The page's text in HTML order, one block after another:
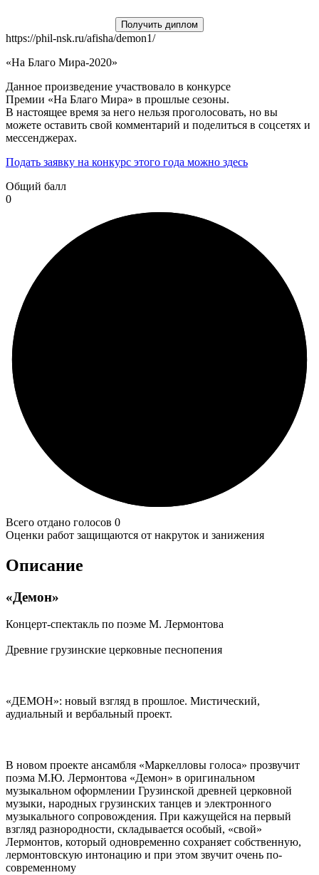
Получить диплом
https://phil-nsk.ru/afisha/demon1/
«На Благо Мира-2020»
Данное произведение участвовало в конкурсе
Премии «На Благо Мира» в прошлые сезоны.
В настоящее время за него нельзя проголосовать, но вы
можете оставить свой комментарий и поделиться в соцсетях и
мессенджерах.
Подать заявку на конкурс этого года можно здесь
Общий балл
0
Всего отдано голосов 0
Оценки работ защищаются от накруток и занижения
Описание
«Демон»
Концерт-спектакль по поэме М. Лермонтова
Древние грузинские церковные песнопения
«ДЕМОН»: новый взгляд в прошлое. Мистический,
аудиальный и вербальный проект.
В новом проекте ансамбля «Маркелловы голоса» прозвучит
поэма М.Ю. Лермонтова «Демон» в оригинальном
музыкальном оформлении Грузинской древней церковной
музыки, народных грузинских танцев и электронного
музыкального сопровождения. При кажущейся на первый
взгляд разнородности, складывается особый, «свой»
Лермонтов, который одновременно сохраняет собственную,
лермонтовскую интонацию и при этом звучит очень по-
современному